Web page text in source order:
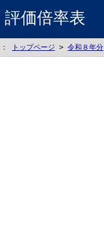
価倍率表
トップページ > 令和８年分